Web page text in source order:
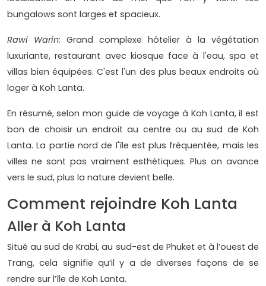
bungalows sont larges et spacieux.
Rawi Warin: Grand complexe hôtelier à la végétation
luxuriante, restaurant avec kiosque face à l'eau, spa et
villas bien équipées. C'est l'un des plus beaux endroits où
loger à Koh Lanta.
En résumé, selon mon guide de voyage à Koh Lanta, il est
bon de choisir un endroit au centre ou au sud de Koh
Lanta. La partie nord de l'île est plus fréquentée, mais les
villes ne sont pas vraiment esthétiques. Plus on avance
vers le sud, plus la nature devient belle.
Comment rejoindre Koh Lanta
Aller à Koh Lanta
Situé au sud de Krabi, au sud-est de Phuket et à l’ouest de
Trang, cela signifie qu’il y a de diverses façons de se
rendre sur l’île de Koh Lanta.